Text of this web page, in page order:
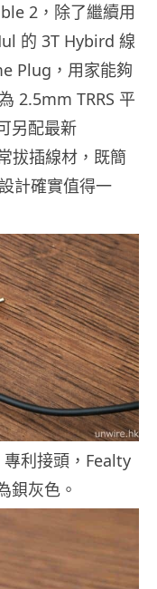
2，除了繼續用
的 3T Hybird 線
Plug，用家能夠
2.5mm TRRS 平
另配最新
拔插線材，既簡
計確實值得一
利接頭，Fealty
鋇灰色。